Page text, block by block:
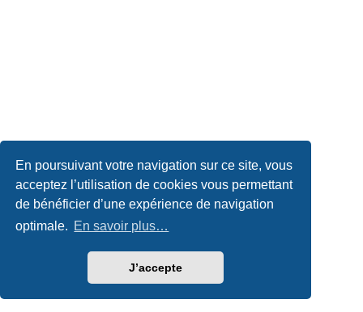
En poursuivant votre navigation sur ce site, vous
acceptez l’utilisation de cookies vous permettant
de bénéficier d’une expérience de navigation
optimale. En savoir plus…
J’accepte